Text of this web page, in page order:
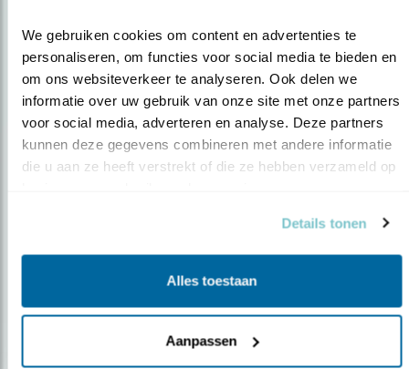
We gebruiken cookies om content en advertenties te
personaliseren, om functies voor social media te bieden en
om ons websiteverkeer te analyseren. Ook delen we
informatie over uw gebruik van onze site met onze partners
voor social media, adverteren en analyse. Deze partners
kunnen deze gegevens combineren met andere informatie
die u aan ze heeft verstrekt of die ze hebben verzameld op
Details tonen
Alles toestaan
Aanpassen
Op de hoogte blijven?
Meld je aan en ontvang nieuws, inspiratie, acties en tips
over vogels en activiteiten van Vogelbescherming.
AANMELDEN VOGELNIEUWS